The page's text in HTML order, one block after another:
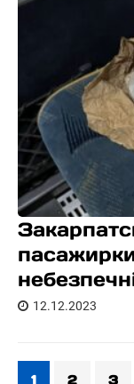
12.12.2023
1 2 3